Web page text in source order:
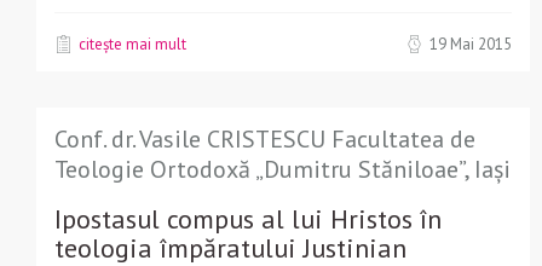
citește mai mult 19 Mai 2015
Conf. dr. Vasile CRISTESCU Facultatea de
Teologie Ortodoxă „Dumitru Stăniloae”, Iași
Ipostasul compus al lui Hristos în
teologia împăratului Justinian